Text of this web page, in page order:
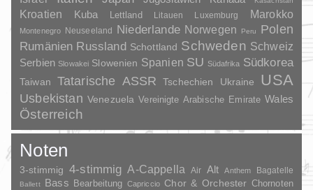
Kroatien Kuba Lettland Litauen Luxemburg Marokko
Montenegro Neuseeland Niederlande Norwegen Peru
Polen
Rumänien Russland Schottland Schweden Schweiz
Serbien Slowakei Slowenien Spanien SU Südafrika Südkorea
Taiwan Tatarische ASSR Tschechien Ukraine USA
Usbekistan Venezuela Vereinigte Arabische Emirate Wales
Österreich
Noten
3-stimmig 4-stimmig A-Cappella Air Alt Anthem Bagatelle
Ballett Bass Bearbeitung Capriccio Chor & Orchester Chornoten